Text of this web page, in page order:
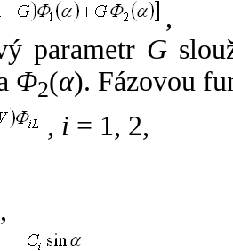
,
parametr G
Φ2(α). Fázovou
, i = 1, 2,
,